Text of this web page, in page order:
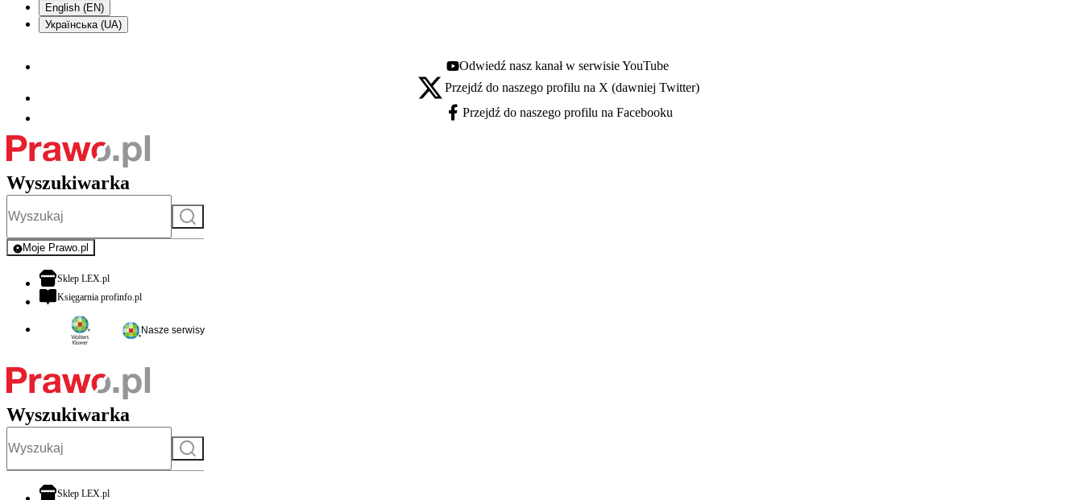
English (EN)
Українська (UA)
Youtube - otwiera się w nowej karcie
Odwiedź nasz kanał w serwisie YouTube
X - otwiera się w nowej karcie
Przejdź do naszego profilu na X (dawniej Twitter)
Facebook - otwiera się w nowej karcie
Przejdź do naszego profilu na Facebooku
Wyszukiwarka
Szukaj
Moje Prawo.pl
- rejestracja i logowanie do serwisu
Sklep LEX.plotwiera się w nowej karcie
Księgarnia profinfo.plotwiera się w nowej karcie
Nasze serwisy
Wyszukiwarka
Szukaj
Sklep LEX.plotwiera się w nowej karcie